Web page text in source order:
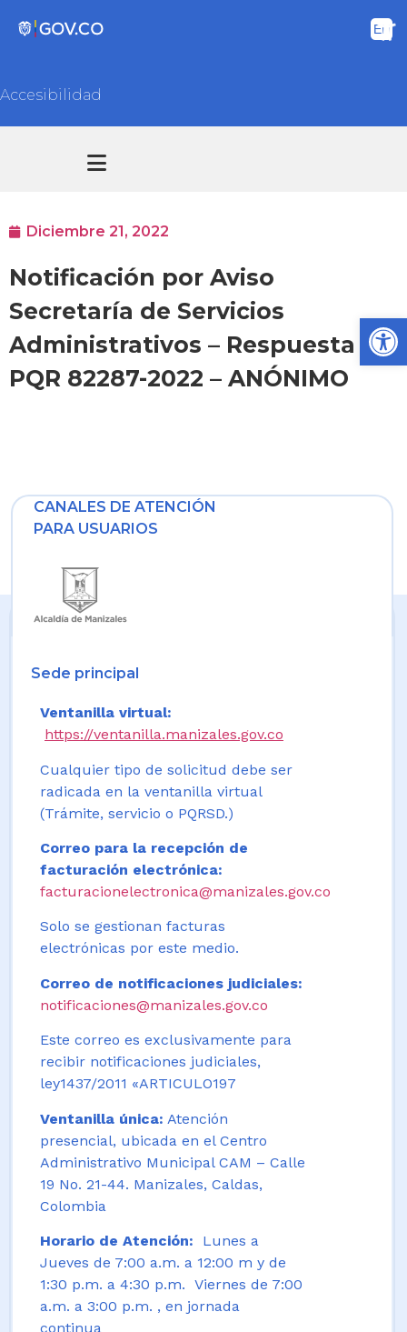
Accesibilidad
Diciembre 21, 2022
Notificación por Aviso
Secretaría de Servicios
Administrativos – Respuesta
PQR 82287-2022 – ANÓNIMO
CANALES DE ATENCIÓN
PARA USUARIOS
Sede principal
Ventanilla virtual:
https://ventanilla.manizales.gov.co
Cualquier tipo de solicitud debe ser
radicada en la ventanilla virtual
(Trámite, servicio o PQRSD.)
Correo para la recepción de
facturación electrónica:
facturacionelectronica@manizales.gov.co
Solo se gestionan facturas
electrónicas por este medio.
Correo de notificaciones judiciales:
notificaciones@manizales.gov.co
Este correo es exclusivamente para
recibir notificaciones judiciales,
ley1437/2011 «ARTICULO197
Ventanilla única: Atención
presencial, ubicada en el Centro
Administrativo Municipal CAM – Calle
19 No. 21-44. Manizales, Caldas,
Colombia
Horario de Atención:
Lunes a
Jueves de 7:00 a.m. a 12:00 m y de
1:30 p.m. a 4:30 p.m. Viernes de 7:00
a.m. a 3:00 p.m. , en jornada
continua